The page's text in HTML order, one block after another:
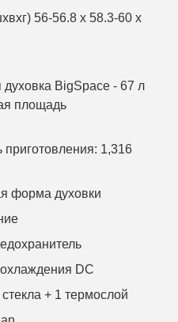
56-56.8 x 58.3-60 x
BigSpace - 67 л
площадь
1,316
форма духовки
DC
+ 1 термослой